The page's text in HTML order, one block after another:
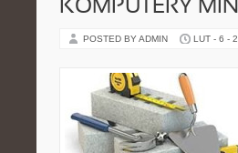
KOMPUTERY
POSTED BY ADMIN LUT - 6 -